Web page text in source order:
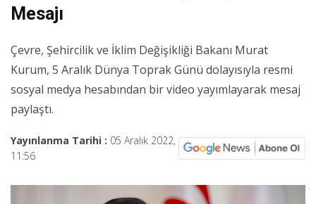
Mesajı
Çevre, Şehircilik ve İklim Değişikliği Bakanı Murat
Kurum, 5 Aralık Dünya Toprak Günü dolayısıyla resmi
sosyal medya hesabından bir video yayımlayarak mesaj
paylaştı.
Yayınlanma Tarihi : 05 Aralık 2022,
11:56